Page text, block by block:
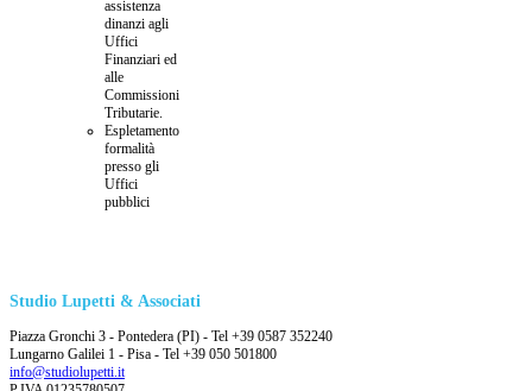
assistenza
dinanzi agli
Uffici
Finanziari ed
alle
Commissioni
Tributarie.
Espletamento
formalità
presso gli
Uffici
pubblici
Studio Lupetti & Associati
Piazza Gronchi 3 - Pontedera (PI) - Tel +39 0587 352240
Lungarno Galilei 1 - Pisa - Tel +39 050 501800
info@studiolupetti.it